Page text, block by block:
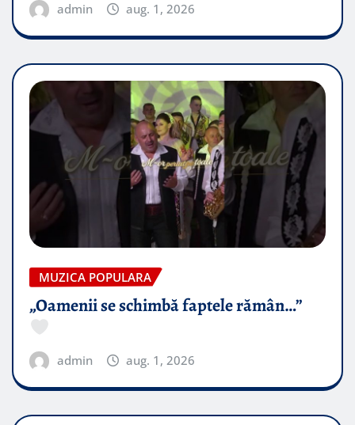
admin aug. 1, 2026
MUZICA POPULARA
„Oamenii se schimbă faptele rămân…”
admin aug. 1, 2026